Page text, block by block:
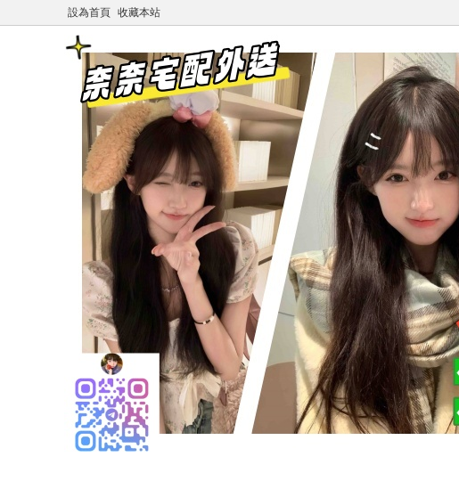
設為首頁 收藏本站